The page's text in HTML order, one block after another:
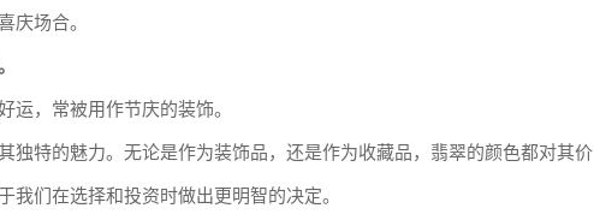
庆场合。
运，常被用作节庆的装饰。
独特的魅力。无论是作为装饰品，还是作为收藏品，翡翠的颜色都对其价
们在选择和投资时做出更明智的决定。